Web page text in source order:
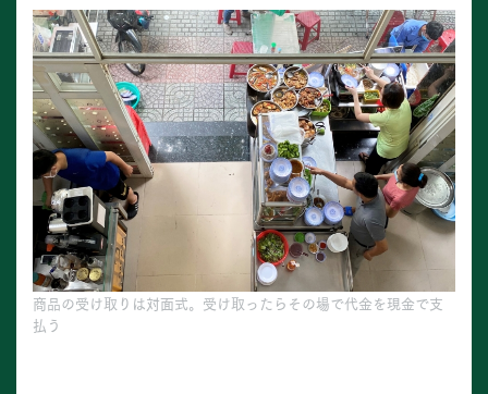
商品の受け取りは対面式。受け取ったらその場で代金を現金で支
払う